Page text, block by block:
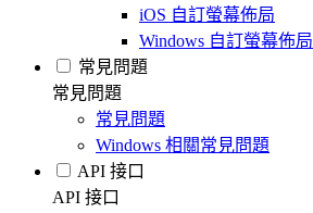
iOS 自訂螢幕佈局
Windows 自訂螢幕佈局
常見問題
常見問題
常見問題
Windows 相關常見問題
API 接口
API 接口